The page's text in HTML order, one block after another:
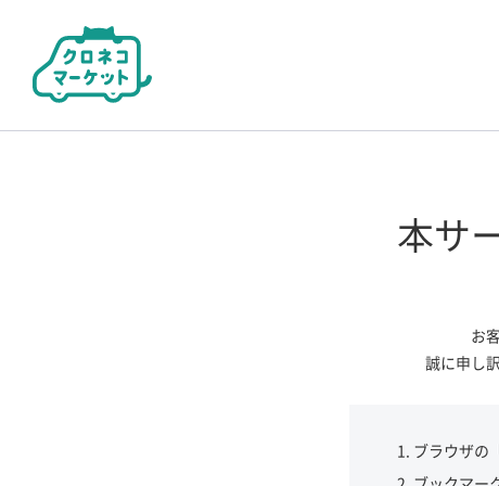
本サ
お
誠に申し
ブラウザの